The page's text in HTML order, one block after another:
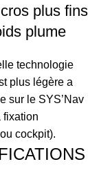
plus fins
plume
technologie
plus légère a
sur le SYS’Nav
fixation
cockpit).